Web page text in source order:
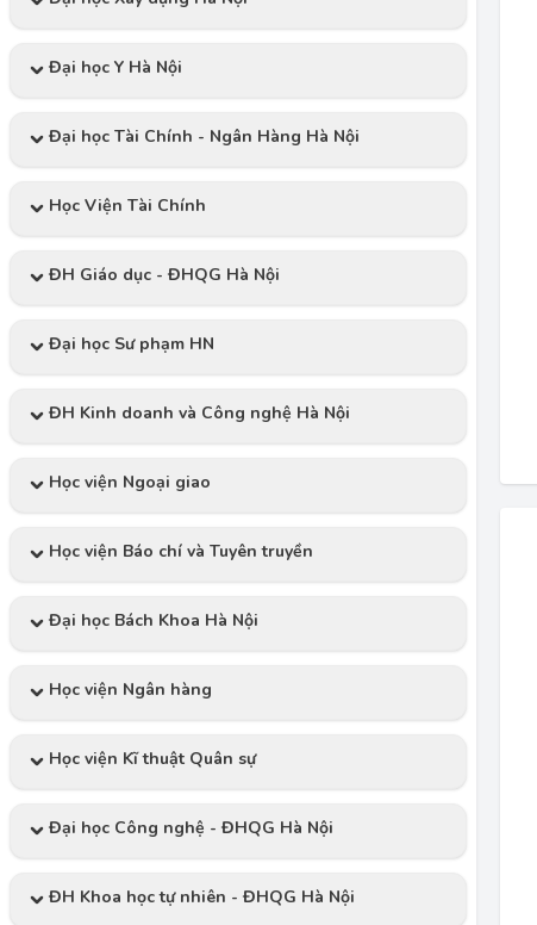
Đại học Y Hà Nội
Đại học Tài Chính - Ngân Hàng Hà Nội
Học Viện Tài Chính
ĐH Giáo dục - ĐHQG Hà Nội
Đại học Sư phạm HN
ĐH Kinh doanh và Công nghệ Hà Nội
Học viện Ngoại giao
Học viện Báo chí và Tuyên truyền
Đại học Bách Khoa Hà Nội
Học viện Ngân hàng
Học viện Kĩ thuật Quân sự
Đại học Công nghệ - ĐHQG Hà Nội
ĐH Khoa học tự nhiên - ĐHQG Hà Nội